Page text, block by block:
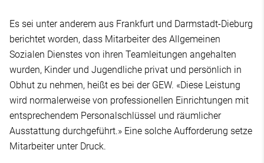
Es sei unter anderem aus Frankfurt und Darmstadt-Dieburg
berichtet worden, dass Mitarbeiter des Allgemeinen
Sozialen Dienstes von ihren Teamleitungen angehalten
wurden, Kinder und Jugendliche privat und persönlich in
Obhut zu nehmen, heißt es bei der GEW. «Diese Leistung
wird normalerweise von professionellen Einrichtungen mit
entsprechendem Personalschlüssel und räumlicher
Ausstattung durchgeführt.» Eine solche Aufforderung setze
Mitarbeiter unter Druck.